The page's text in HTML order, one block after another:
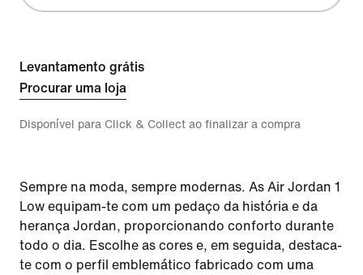
Levantamento grátis
Procurar uma loja
Disponível para Click & Collect ao finalizar a compra
Sempre na moda, sempre modernas. As Air Jordan 1
Low equipam-te com um pedaço da história e da
herança Jordan, proporcionando conforto durante
todo o dia. Escolhe as cores e, em seguida, destaca-
te com o perfil emblemático fabricado com uma